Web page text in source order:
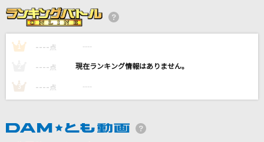
ザ・ドリフターズ
ラブホテル
クリープハイプ
[生音]TSUNAMI
1 ---- 点 ----
---- 点 ----
3 ---- 点 ----